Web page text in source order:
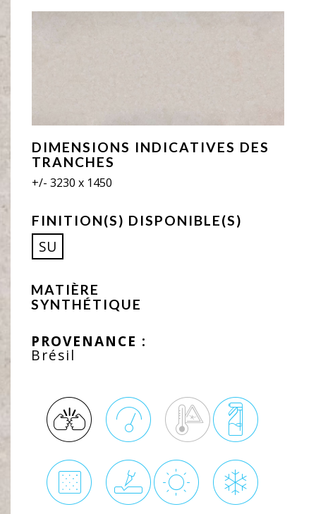
MATIÈRE
SYNTHÉTIQUE
PROVENANCE :
Brésil
DIMENSIONS INDICATIVES DES
TRANCHES
+/- 3230 x 1450
FINITION(S) DISPONIBLE(S)
SU